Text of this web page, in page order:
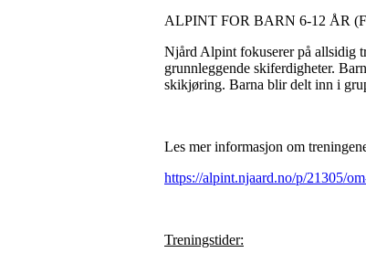
ALPINT FOR BARN 6-12 ÅR
Njård Alpint fokuserer på allsidig
grunnleggende skiferdigheter.
skikjøring. Barna blir delt inn i
Les mer informasjon om
https://alpint.njaard.no/p/21305/
Treningstider: